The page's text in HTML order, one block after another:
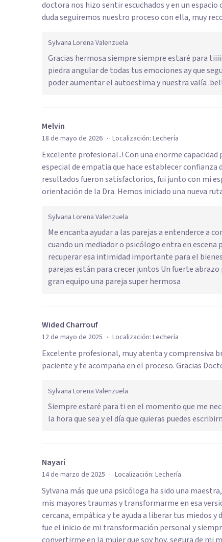
doctora nos hizo sentir escuchados y en un
duda seguiremos nuestro proceso con ella, muy
Sylvana Lorena Valenzuela
Gracias hermosa siempre siempre estaré para
piedra angular de todas tus emociones ay que
poder aumentar el autoestima y nuestra valía
Melvin
18 de mayo de 2026 · Localización: Lechería
Excelente profesional..! Con una enorme
especial de empatia que hace establecer
resultados fueron satisfactorios, fui junto con mi
orientación de la Dra. Hemos iniciado una nueva
Sylvana Lorena Valenzuela
Me encanta ayudar a las parejas a entenderce a
cuando un mediador o psicólogo entra en escena
recuperar esa intimidad importante para el
parejas están para crecer juntos Un fuerte
gran equipo una pareja super hermosa
Wided Charrouf
12 de mayo de 2025 · Localización: Lechería
Excelente profesional, muy atenta y comprensiva
paciente y te acompaña en el proceso. Gracias
Sylvana Lorena Valenzuela
Siempre estaré para ti en el momento que me
la hora que sea y el día que quieras puedes
Nayarí
14 de marzo de 2025 · Localización: Lechería
Sylvana más que una psicóloga ha sido una
mis mayores traumas y transformarme en esa
cercana, empática y te ayuda a liberar tus miedos
fue el inicio de mi transformación personal y